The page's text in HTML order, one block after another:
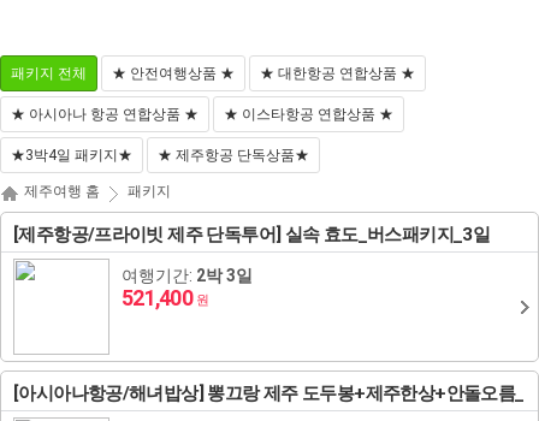
이
페
이
지
의
찜
해외패키지 해외항공+호텔 해외호텔
방콕/파타야
푸껫/끄라비
말레이시아
코타키나발루
베트남
나트랑
발리
필리핀
일본 도쿄
하코네/시즈오카/후지산
나고야/도야마/다카야마
오키나와
괌/사이판/호주/뉴질
괌
사이판
멜버른
뉴질랜드
유럽/아프리카
영국
스위스
프랑스
오스트리아
헝가리
크로아티아
미주/하와이/알래스카
하와이/이웃섬
로스앤젤레스/라스베이거스/그랜드캐년
캐나다
홍콩
마카오
백두산
패키지 전체 ★ 안전여행상품 ★ ★ 대한항공 연합상품 ★
★ 아시아나 항공 연합상품 ★ ★ 이스타항공 연합상품 ★
★3박4일 패키지★ ★ 제주항공 단독상품★
제주여행 홈 패키지
[제주항공/프라이빗 제주 단독투어] 실속 효도_버스패키지_3일
여행기간: 2박 3일
521,400 원
[아시아나항공/해녀밥상] 뽕끄랑 제주 도두봉+제주한상+안돌오름_
패키지 3일